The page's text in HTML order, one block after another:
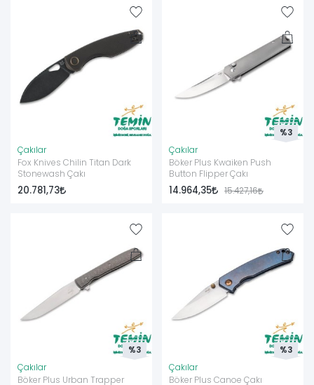
Çakılar
Fox Knives Chilin Titan Dark
Stonewash Çakı
20.781,73
Çakılar
Böker Plus Kwaiken Push
Button Flipper Çakı
14.964,35 15.427,16
%3
Çakılar
Böker Plus Urban Trapper
%3
Çakılar
Böker Plus Canoe Çakı
%3